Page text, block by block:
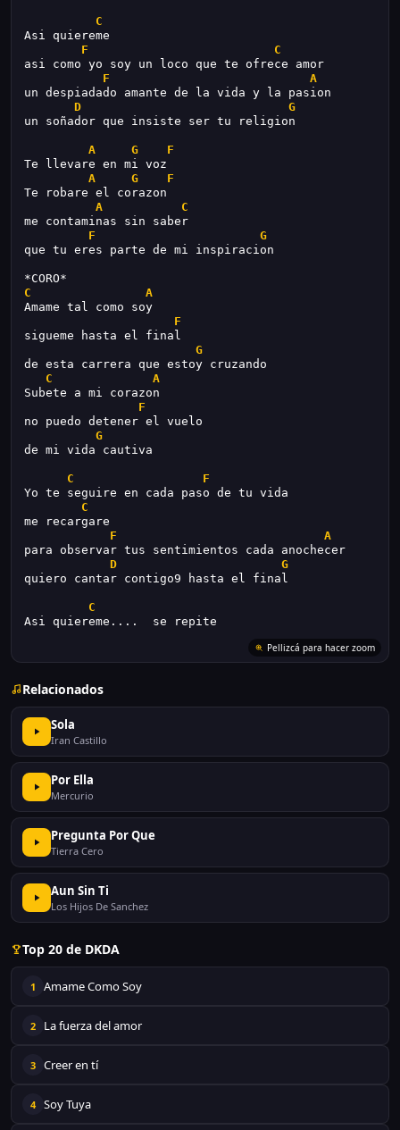
C
Asi quiereme
F
C
asi como yo soy un loco que te ofrece amor
F
A
un despiadado amante de la vida y la pasion
D
G
un soñador que insiste ser tu religion
A G
F
Te llevare en mi voz
A
G
F
Te robare el corazon
A
C
me contaminas sin saber
F
G
que tu eres parte de mi inspiracion
*CORO*
C
A
Amame tal como soy
F
sigueme hasta el final
G
de esta carrera que estoy cruzando
C
A
Subete a mi corazon
F
no puedo detener el vuelo
G
de mi vida cautiva
C
F
Yo te seguire en cada paso de tu vida
C
me recargare
F
A
para observar tus sentimientos cada anochecer
D
G
quiero cantar contigo9 hasta el final
C
Asi quiereme....  se repite
Pellizcá para hacer zoom
Relacionados
Sola
Iran Castillo
Por Ella
Mercurio
Pregunta Por Que
Tierra Cero
Aun Sin Ti
Los Hijos De Sanchez
Top 20 de DKDA
1 Amame Como Soy
2 La fuerza del amor
3 Creer en tí
4 Soy Tuya